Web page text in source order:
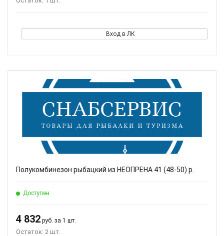
Вход в ЛК
Полукомбинезон рыбацкий из НЕОПРЕНА 41 (48-50) р.
Доступен
4 832 руб. за 1 шт.
Остаток: 2 шт.